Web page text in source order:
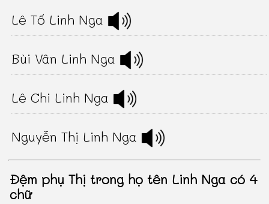
Lê Tố Linh Nga
Bùi Vân Linh Nga
Lê Chi Linh Nga
Nguyễn Thị Linh Nga
Đệm phụ Thị trong họ tên Linh Nga có 4
chữ